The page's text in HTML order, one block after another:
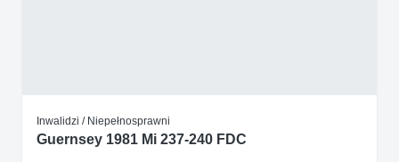
Inwalidzi / Niepełnosprawni
Guernsey 1981 Mi 237-240 FDC